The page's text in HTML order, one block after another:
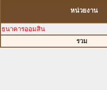
หน่วยงาน
ธนาคารออมสิน
รวม